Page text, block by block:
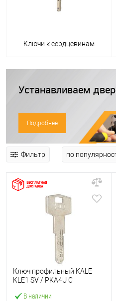
Ключи к сердцевинам
Устанавливаем
Подробнее
Фильтр
В наличии
Ключ профильный KALE
KLE1 SV / PKA4U C